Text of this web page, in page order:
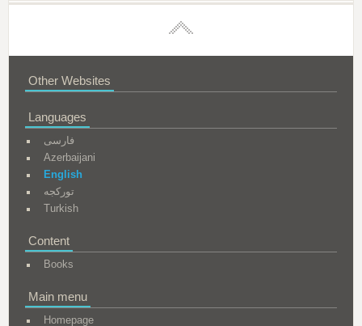
Other Websites
Languages
فارسی
Azerbaijani
English
تورکجه
Turkish
Content
Books
Main menu
Homepage